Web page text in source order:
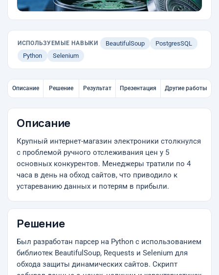
ИСПОЛЬЗУЕМЫЕ НАВЫКИ BeautifulSoup
PostgresSQL
Python
Selenium
Описание Решение Результат Презентация Другие работы
Описание
Крупный интернет-магазин электроники столкнулся
с проблемой ручного отслеживания цен у 5
основных конкурентов. Менеджеры тратили по 4
часа в день на обход сайтов, что приводило к
устареванию данных и потерям в прибыли.
Решение
Был разработан парсер на Python с использованием
библиотек BeautifulSoup, Requests и Selenium для
обхода защиты динамических сайтов. Скрипт